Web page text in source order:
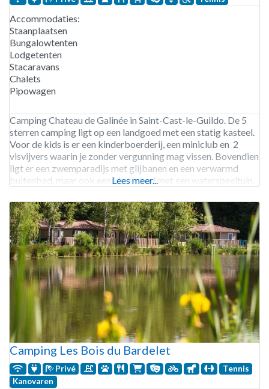
Accommodaties:
Staanplaatsen
Bungalowtenten
Lodgetenten
Stacaravans
Chalets
Pipowagen
Camping Chateau de Galinée in Saint-Cast-le-Guildo. De 5
sterren camping ligt op een landgoed met een statig kasteel.
Voor de kids is er een kinderboerderij, een miniclub en 2
visvijvers waarin je zonder vergunning mag vissen. Bovendien
ligt er een zwemparadijs met glijbanen en een verwarmd
buitenbad, maar ook een kinderbad met een waterspeeltuin.
Lees meer...
Camping Les Bois du Bardelet
Privé
Tennis
Kanovaren